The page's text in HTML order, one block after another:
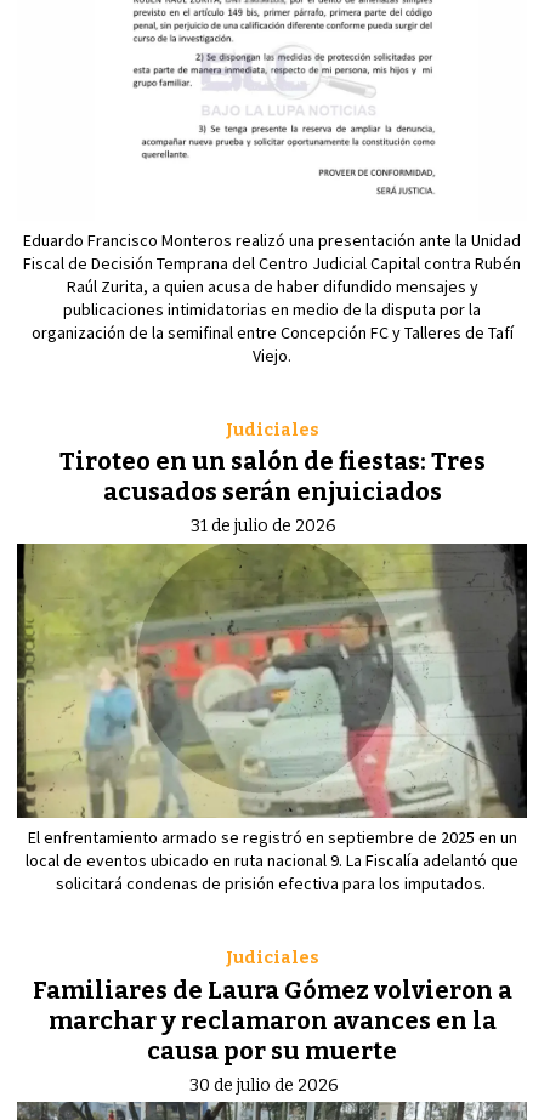
Eduardo Francisco Monteros realizó una presentación ante la Unidad
Fiscal de Decisión Temprana del Centro Judicial Capital contra Rubén
Raúl Zurita, a quien acusa de haber difundido mensajes y
publicaciones intimidatorias en medio de la disputa por la
organización de la semifinal entre Concepción FC y Talleres de Tafí
Viejo.
Tiroteo en un salón de fiestas: Tres
acusados serán enjuiciados
Judiciales
31 de julio de 2026
El enfrentamiento armado se registró en septiembre de 2025 en un
local de eventos ubicado en ruta nacional 9. La Fiscalía adelantó que
solicitará condenas de prisión efectiva para los imputados.
Familiares de Laura Gómez volvieron a
marchar y reclamaron avances en la
causa por su muerte
Judiciales
30 de julio de 2026